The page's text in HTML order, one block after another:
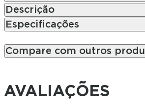
Descrição
Especificações
Compare com outros
AVALIAÇÕES